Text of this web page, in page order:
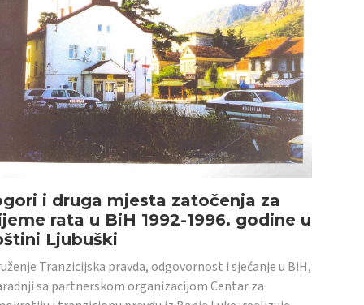
i druga mjesta zatočenja za
rata u BiH 1992-1996. godine u
Ljubuški
Tranzicijska pravda, odgovornost i sjećanje u BiH,
sa partnerskom organizacijom Centar za